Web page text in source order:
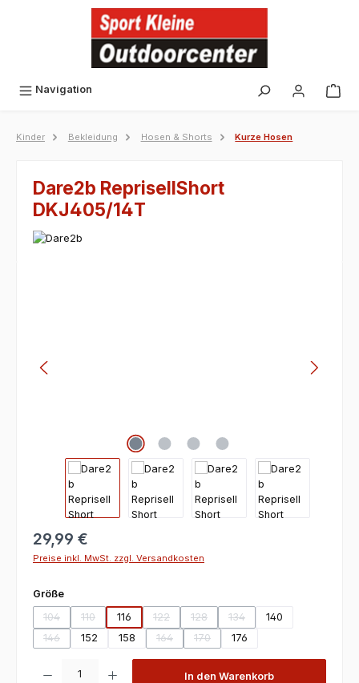
Navigation
Kinder Bekleidung Hosen & Shorts Kurze Hosen
Dare2b RepriseIIShort
DKJ405/14T
29,99 €
Preise inkl. MwSt. zzgl. Versandkosten
Größeauswählen
104
(Diese Option ist zurzeit nicht verfügbar.)
110
(Diese Option ist zurzeit nicht verfügbar.)
116 122
(Diese Option ist zurzeit nicht verfügbar.)
128
(Diese Option ist zurzeit nicht
134
(Diese Option ist zurzeit
140
146
(Diese Option ist zurzeit nicht verfügbar.)
152 158 164
(Diese Option ist zurzeit nicht verfügbar.)
170
(Diese Option ist zurzeit nicht
176
Produkt Anzahl: Gib den gewünschten Wert ein oder benutze die
In den Warenkorb